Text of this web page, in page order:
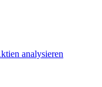
analysieren